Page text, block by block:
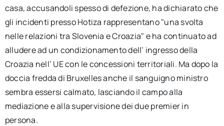
casa, accusandoli spesso di defezione, ha dichiarato che
gli incidenti presso Hotiza rappresentano "una svolta
nelle relazioni tra Slovenia e Croazia" e ha continuato ad
alludere ad un condizionamento dell’ ingresso della
Croazia nell’ UE con le concessioni territoriali. Ma dopo la
doccia fredda di Bruxelles anche il sanguigno ministro
sembra essersi calmato, lasciando il campo alla
mediazione e alla supervisione dei due premier in
persona.